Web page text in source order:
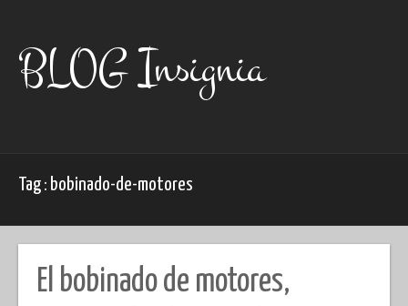
contentBLOG Insignia
Tag : bobinado-de-motores
El bobinado de motores,